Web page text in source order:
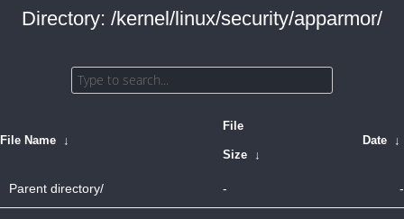
Directory: /kernel/linux/security/apparmor/
File Name ↓
File
Size ↓
Date ↓
Parent directory/ - -